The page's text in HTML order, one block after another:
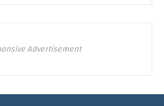
Advertisement